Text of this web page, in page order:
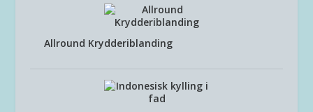
Allround Krydderiblanding